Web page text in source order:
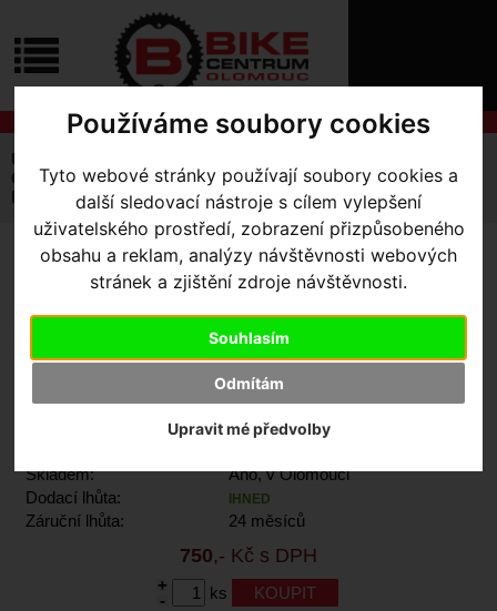
Používáme soubory cookies
Tyto webové stránky používají soubory cookies a
další sledovací nástroje s cílem vylepšení
uživatelského prostředí, zobrazení přizpůsobeného
obsahu a reklam, analýzy návštěvnosti webových
stránek a zjištění zdroje návštěvnosti.
Souhlasím
Odmítám
Upravit mé předvolby
O
O
NÁKUPU
SLUŽBY
Úvodní strana
Oblečení volnočasové
Red Bull Bora Hansgrohe
Red Bull Bora Essential Beanie Čepice
RED BULL BORA
ESSENTIAL BEANIE ČEPICE
Red Bull
Skladem:
Ano, v Olomouci
Dodací lhůta:
IHNED
Záruční lhůta: 24 měsíců
750,- Kč s DPH
+
-
ks